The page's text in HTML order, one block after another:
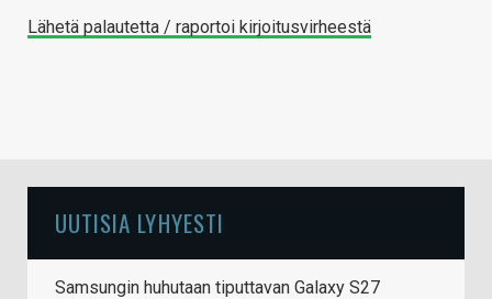
Lähetä palautetta / raportoi kirjoitusvirheestä
UUTISIA LYHYESTI
Samsungin huhutaan tiputtavan Galaxy S27